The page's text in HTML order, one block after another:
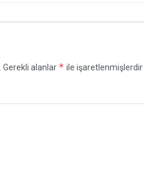
Gerekli alanlar * ile işaretlenmişlerdir